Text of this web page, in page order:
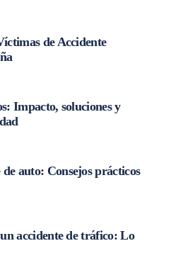
de Accidente
Impacto, soluciones y
auto: Consejos prácticos
accidente de tráfico: Lo